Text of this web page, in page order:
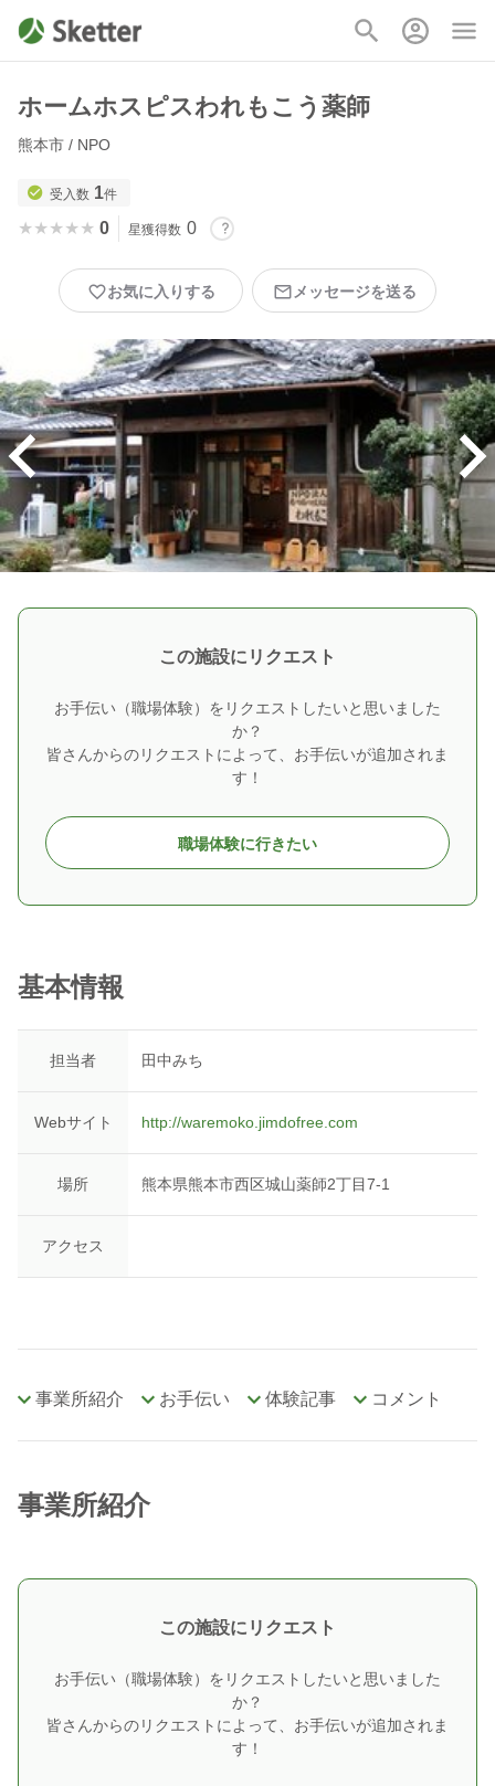
ホームホスピスわれもこう薬師
熊本市 / NPO
受入数 1件
★★★★★
★★★★★ 0 星獲得数 0
お気に入りする メッセージを送る
この施設にリクエスト
お手伝い（職場体験）をリクエストしたいと思いました
か？
皆さんからのリクエストによって、お手伝いが追加されま
す！
職場体験に行きたい
基本情報
担当者 田中みち
Webサイト http://waremoko.jimdofree.com
場所 熊本県熊本市西区城山薬師2丁目7-1
アクセス
事業所紹介 お手伝い 体験記事 コメント
事業所紹介
この施設にリクエスト
お手伝い（職場体験）をリクエストしたいと思いました
か？
皆さんからのリクエストによって、お手伝いが追加されま
す！